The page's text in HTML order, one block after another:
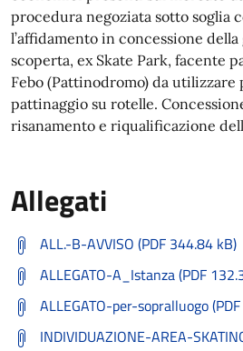
procedura negoziata sotto soglia
l’affidamento in concessione della
scoperta, ex Skate Park, facente
Febo (Pattinodromo) da
pattinaggio su rotelle.
risanamento e riqualificazione
Allegati
ALL.-B-AVVISO (PDF 344.84 kB)
ALLEGATO-A_Istanza (PDF
ALLEGATO-per-sopralluogo
INDIVIDUAZIONE-AREA-